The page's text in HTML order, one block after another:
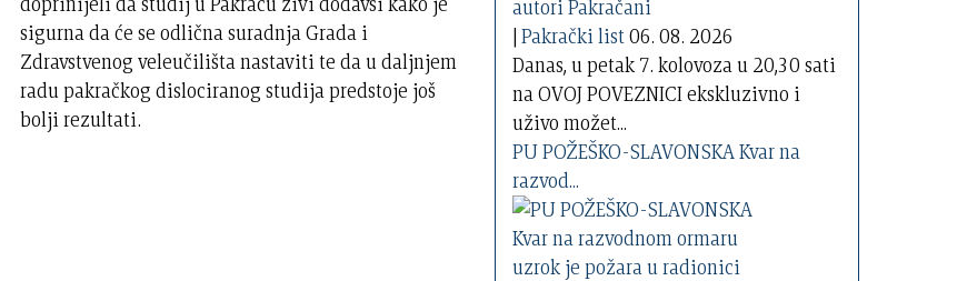
sigurna da će se odlična suradnja Grada i
Zdravstvenog veleučilišta nastaviti te da u daljnjem
radu pakračkog dislociranog studija predstoje još
bolji rezultati.
|Pakrački list06. 08. 2026
Danas, u petak 7. kolovoza u 20,30 sati
na OVOJ POVEZNICI ekskluzivno i
uživo možet...
PU POŽEŠKO-SLAVONSKA Kvar na
razvod...